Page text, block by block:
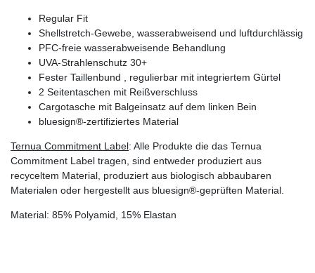
Regular Fit
Shellstretch-Gewebe, wasserabweisend und luftdurchlässig
PFC-freie wasserabweisende Behandlung
UVA-Strahlenschutz 30+
Fester Taillenbund , regulierbar mit integriertem Gürtel
2 Seitentaschen mit Reißverschluss
Cargotasche mit Balgeinsatz auf dem linken Bein
bluesign®-zertifiziertes Material
Ternua Commitment Label: Alle Produkte die das Ternua
Commitment Label tragen, sind entweder produziert aus
recyceltem Material, produziert aus biologisch abbaubaren
Materialen oder hergestellt aus bluesign®-geprüften Material.
Material: 85% Polyamid, 15% Elastan